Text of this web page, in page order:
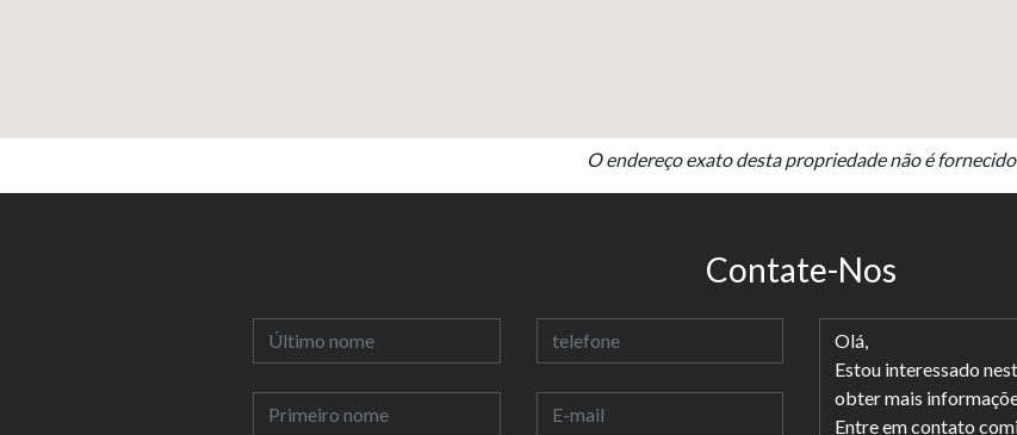
O endereço exato desta propriedade não é fornecido
Contate-Nos